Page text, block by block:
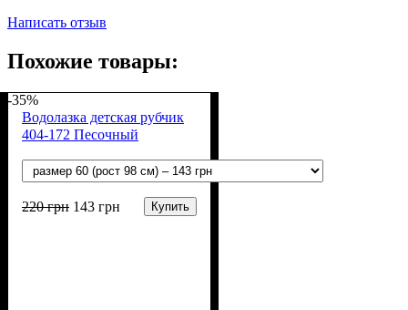
Написать отзыв
Похожие товары:
-35%
Водолазка детская рубчик
404-172 Песочный
220грн 143 грн Купить